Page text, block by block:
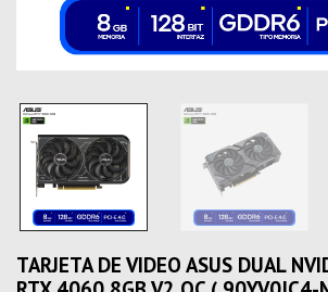
TARJETA DE VIDEO ASUS DUAL